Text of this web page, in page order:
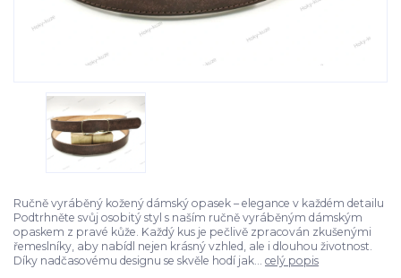
Ručně vyráběný kožený dámský opasek – elegance v každém detailu
Podtrhněte svůj osobitý styl s naším ručně vyráběným dámským
opaskem z pravé kůže. Každý kus je pečlivě zpracován zkušenými
řemeslníky, aby nabídl nejen krásný vzhled, ale i dlouhou životnost.
Díky nadčasovému designu se skvěle hodí jak... celý popis